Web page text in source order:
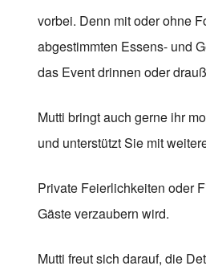
vorbei. Denn mit oder ohne
abgestimmten Essens- und
das Event drinnen oder
Mutti bringt auch gerne ihr
und unterstützt Sie mit
Private Feierlichkeiten oder
Gäste verzaubern wird.
Mutti freut sich darauf, die